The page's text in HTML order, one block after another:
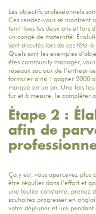
Les objectifs professionnels
Ces rendez-vous se montrent
tenir tous les deux ans et lors
un congé de maternité.
sont discutés lors de ces tête-
Quels sont les exemples
êtes community manager,
réseaux sociaux de
formuler ainsi : gagner 2000
marque en un an. Une fois
fur et à mesure, le compléter
Étape 2 :
afin de
Ça y est, vous apercevez
être régulier dans l’effort et
une foulée constante, prenez
souhaitez progresser en
votre déjeuner et lire pendant